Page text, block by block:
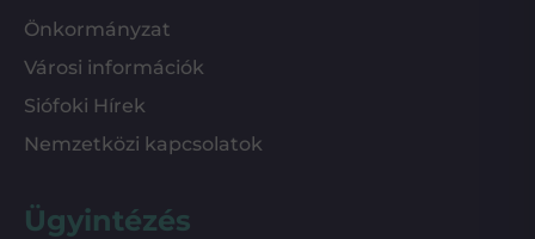
Önkormányzat
Városi információk
Siófoki Hírek
Nemzetközi kapcsolatok
Ügyintézés